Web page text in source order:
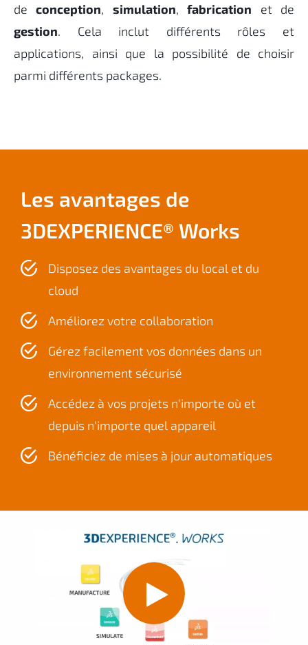
deconception, simulation,fabrication et de
gestion. Cela inclut différents rôles et
applications, ainsi que la possibilité de choisir
parmi différents packages.
Les avantages de
3DEXPERIENCE® Works
Disposez des avantages du local et du
cloud
Améliorez votre collaboration
Gérez facilement vos données dans un
environnement sécurisé
Accédez à vos projets n'importe où et
depuis n'importe quel appareil
Bénéficiez de mises à jour automatiques